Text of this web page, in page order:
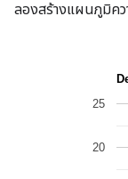
ลองสร้างแผนภูมิค